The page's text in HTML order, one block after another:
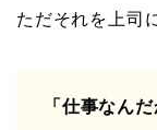
ただそれを上司
「仕事なん